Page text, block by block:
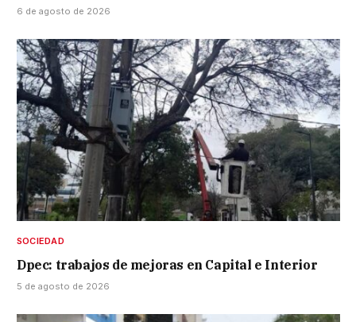
6 de agosto de 2026
SOCIEDAD
Dpec: trabajos de mejoras en Capital e Interior
5 de agosto de 2026